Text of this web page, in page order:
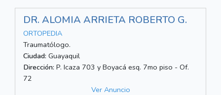
DR. ALOMIA ARRIETA ROBERTO G.
ORTOPEDIA
Traumatólogo.
Ciudad: Guayaquil
Dirección: P. Icaza 703 y Boyacá esq. 7mo piso - Of.
72
Ver Anuncio